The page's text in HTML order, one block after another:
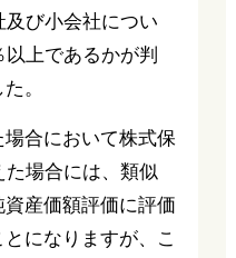
び小会社につい
上であるかが判
。
合において株式保
た場合には、類似
産価額評価に評価
になりますが、こ